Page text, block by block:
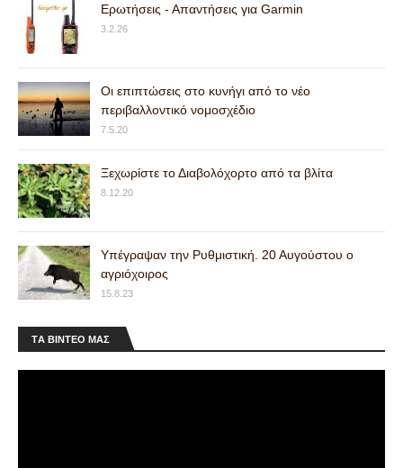
Ερωτήσεις - Απαντήσεις για Garmin
3.2.26
Οι επιπτώσεις στο κυνήγι από το νέο
περιβαλλοντικό νομοσχέδιο
7.5.20
Ξεχωρίστε το Διαβολόχορτο από τα βλίτα
8.12.20
Υπέγραψαν την Ρυθμιστική. 20 Αυγούστου ο
αγριόχοιρος
15.8.23
ΤA ΒΙΝΤΕΟ MAΣ